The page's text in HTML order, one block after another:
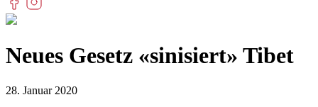
Neues Gesetz «sinisiert» Tibet
28. Januar 2020